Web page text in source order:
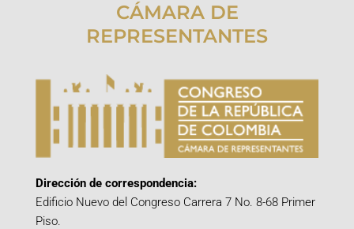
CÁMARA DE
REPRESENTANTES
Dirección de correspondencia:
Edificio Nuevo del Congreso Carrera 7 No. 8-68 Primer
Piso.